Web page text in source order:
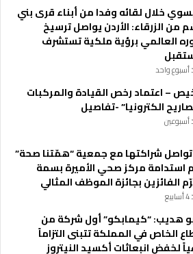
خلال لقائه وفدا من أبناء قرى بني
من الزرقاء: الأردن يواصل ترسيخ
العالمي برؤية ملكية تستشرف
أسبوع واحد
– اعتماد رخص القيادة والمركبات
الكترونيا” -تفاصيل
أسبوعين
شراكتها مع جمعية “همّتنا صحة”
استدامة مركز صحي الأميرة بسمة
الفائزين بجائزة الموظف المثالي
هديب: “كيمابكو” أول شركة من
الخاص في المملكة تتبنى التزاماً
لخفض انبعاثات أكسيد النيتروز